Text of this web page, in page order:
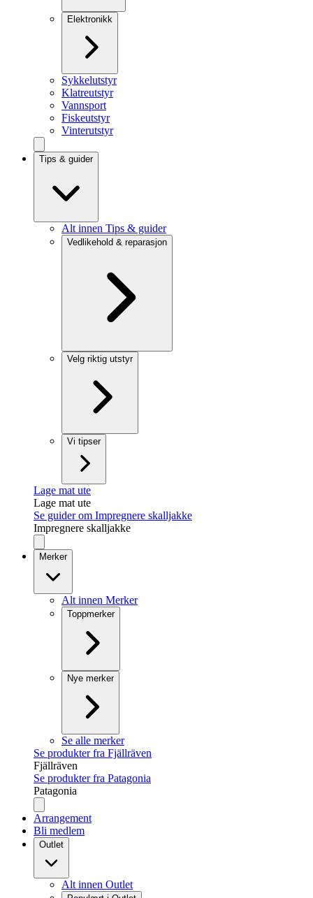
Elektronikk
Sykkelutstyr
Klatreutstyr
Vannsport
Fiskeutstyr
Vinterutstyr
Tips & guider
Alt innen Tips & guider
Vedlikehold & reparasjon
Velg riktig utstyr
Vi tipser
Lage mat ute
Lage mat ute
Se guider om Impregnere skalljakke
Impregnere skalljakke
Merker
Alt innen Merker
Toppmerker
Nye merker
Se alle merker
Se produkter fra Fjällräven
Fjällräven
Se produkter fra Patagonia
Patagonia
Arrangement
Bli medlem
Outlet
Alt innen Outlet